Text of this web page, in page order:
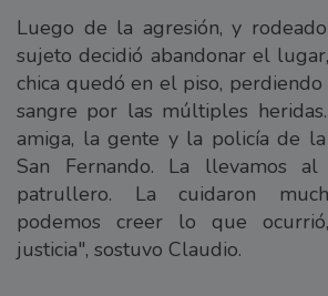
Luego de la agresión, y
sujeto decidió abandonar el
chica quedó en el piso,
sangre por las múltiples
amiga, la gente y la policía de la
San Fernando. La llevamos
patrullero. La cuidaron
podemos creer lo que
justicia", sostuvo Claudio.